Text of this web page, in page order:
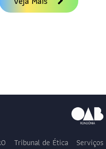
Tribunal de Ética Serviços